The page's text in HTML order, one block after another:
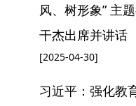
风、树形象” 主
干杰出席并讲话
[2025-04-30]
习近平：强化教